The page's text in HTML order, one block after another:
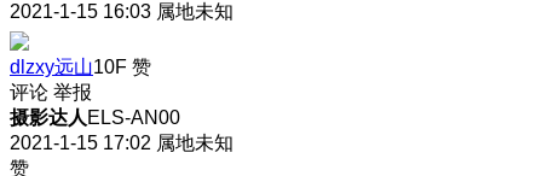
2021-1-15 16:03 属地未知
dlzxy远山10F 赞
评论 举报
摄影达人 ELS-AN00
2021-1-15 17:02 属地未知
赞